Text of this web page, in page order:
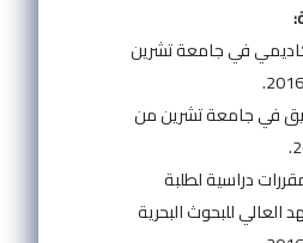
في جامعة تشرين
في جامعة تشرين من
دراسية لطلبة
العالي للبحوث البحرية